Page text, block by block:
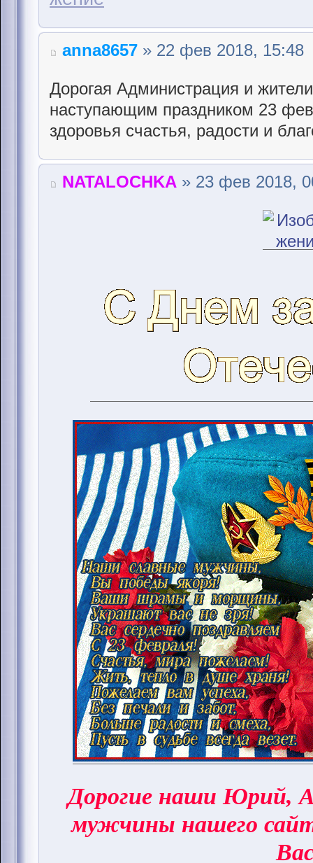
anna8657 » 22 фев 2018, 15:48
Дорогая Администрация и
наступающим праздником 23
здоровья счастья, радости и
NATALOCHKA » 23 фев 2018,
Дорогие наши Юрий,
мужчины нашего